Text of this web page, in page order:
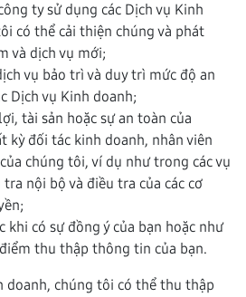
ty sử dụng các Dịch vụ Kinh
có thể cải thiện chúng và phát
và dịch vụ mới;
vụ bảo trì và duy trì mức độ an
Dịch vụ Kinh doanh;
tài sản hoặc sự an toàn của
kỳ đối tác kinh doanh, nhân viên
chúng tôi, ví dụ như trong các vụ
nội bộ và điều tra của các cơ
khi có sự đồng ý của bạn hoặc như
thu thập thông tin của bạn.
doanh, chúng tôi có thể thu thập